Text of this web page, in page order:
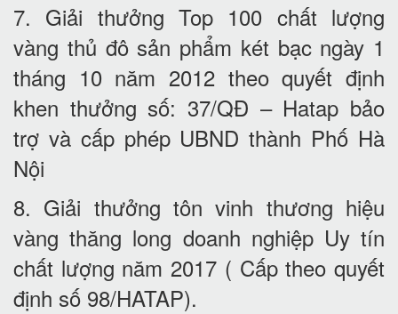
7. Giải thưởng Top 100 chất lượng
vàng thủ đô sản phẩm két bạc ngày 1
tháng 10 năm 2012 theo quyết định
khen thưởng số: 37/QĐ – Hatap bảo
trợ và cấp phép UBND thành Phố Hà
Nội
8. Giải thưởng tôn vinh thương hiệu
vàng thăng long doanh nghiệp Uy tín
chất lượng năm 2017 ( Cấp theo quyết
định số 98/HATAP).